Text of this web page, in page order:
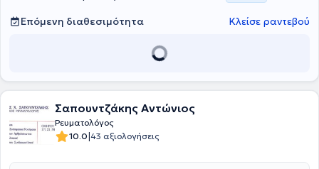
Επόμενη διαθεσιμότητα Κλείσε ραντεβού
Σαπουντζάκης Αντώνιος
Ρευματολόγος
10.0|43 αξιολογήσεις